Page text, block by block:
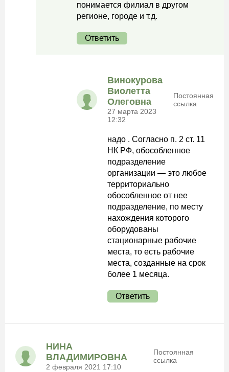
понимается филиал в другом
регионе, городе и т.д.
Ответить
Винокурова
Виолетта
Олеговна
27 марта 2023
12:32
Постоянная
ссылка
надо . Согласно п. 2 ст. 11
НК РФ, обособленное
подразделение
организации — это любое
территориально
обособленное от нее
подразделение, по месту
нахождения которого
оборудованы
стационарные рабочие
места, то есть рабочие
места, созданные на срок
более 1 месяца.
Ответить
НИНА
ВЛАДИМИРОВНА
2 февраля 2021 17:10
Постоянная
ссылка